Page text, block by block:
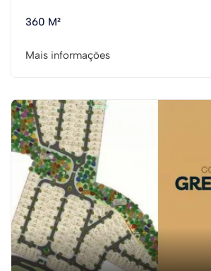
360 M²
Mais informações